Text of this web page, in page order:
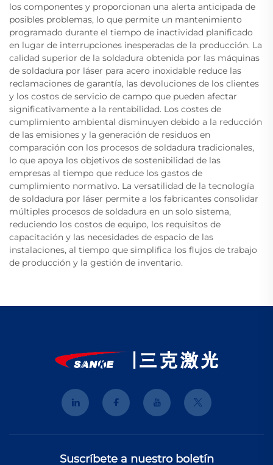
los componentes y proporcionan una alerta anticipada de
posibles problemas, lo que permite un mantenimiento
programado durante el tiempo de inactividad planificado
en lugar de interrupciones inesperadas de la producción. La
calidad superior de la soldadura obtenida por las máquinas
de soldadura por láser para acero inoxidable reduce las
reclamaciones de garantía, las devoluciones de los clientes
y los costos de servicio de campo que pueden afectar
significativamente a la rentabilidad. Los costes de
cumplimiento ambiental disminuyen debido a la reducción
de las emisiones y la generación de residuos en
comparación con los procesos de soldadura tradicionales,
lo que apoya los objetivos de sostenibilidad de las
empresas al tiempo que reduce los gastos de
cumplimiento normativo. La versatilidad de la tecnología
de soldadura por láser permite a los fabricantes consolidar
múltiples procesos de soldadura en un solo sistema,
reduciendo los costos de equipo, los requisitos de
capacitación y las necesidades de espacio de las
instalaciones, al tiempo que simplifica los flujos de trabajo
de producción y la gestión de inventario.
Suscríbete a nuestro boletín